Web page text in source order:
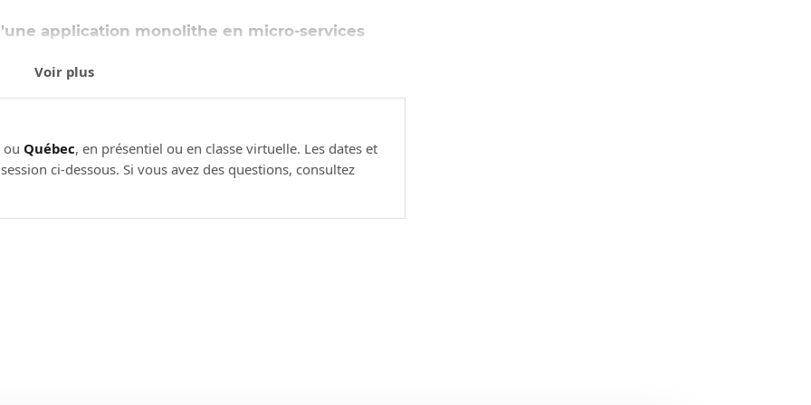
application monolithe en micro-services
Netflix
self unregistration.
maintenir à jour la registry.
RestClient.
Spring (accès aux données, API REST, tests).
Voir plus
ou Québec, en présentiel ou en classe virtuelle. Les dates et
ci-dessous. Si vous avez des questions, consultez